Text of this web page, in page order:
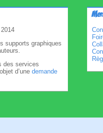
supports graphiques
des services
d’une demande